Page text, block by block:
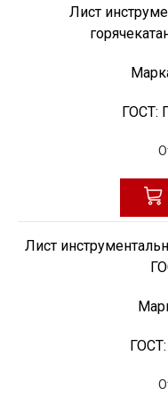
Лист
ГОСТ:
Лист
ГОСТ: